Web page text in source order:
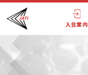
入会案内